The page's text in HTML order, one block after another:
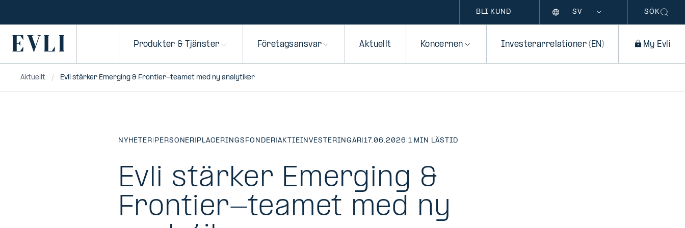
BLI KUND SÖK
Primary Produkter & Tjänster Företagsansvar Aktuellt Koncernen Investerarrelationer (EN) My Evli
Aktuellt Evli stärker Emerging & Frontier-teamet med ny analytiker
NYHETER| PERSONER| PLACERINGSFONDER|AKTIEINVESTERINGAR|17.06.2026 |1 MIN LÄSTID
Evli stärker Emerging &
Frontier-teamet med ny